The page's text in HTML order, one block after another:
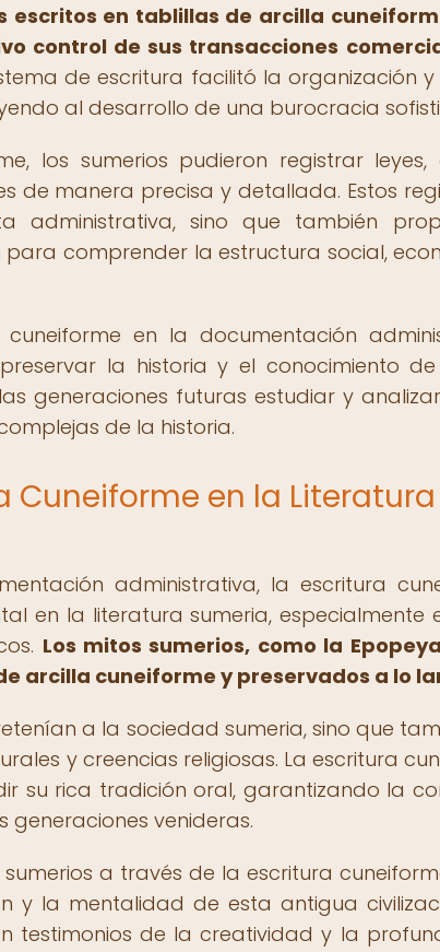
escritos en tablillas de arcilla
control de sus transacciones
de escritura facilitó la organización
al desarrollo de una burocracia
los sumerios pudieron registrar leyes,
de manera precisa y detallada. Estos
administrativa, sino que también
comprender la estructura social,
en la documentación
la historia y el conocimiento de
generaciones futuras estudiar y
de la historia.
Cuneiforme en la
administrativa, la escritura
en la literatura sumeria, especialmente
Los mitos sumerios, como la
arcilla cuneiforme y preservados a lo
a la sociedad sumeria, sino que
y creencias religiosas. La escritura
su rica tradición oral, garantizando la
generaciones venideras.
a través de la escritura
y la mentalidad de esta antigua
testimonios de la creatividad y la